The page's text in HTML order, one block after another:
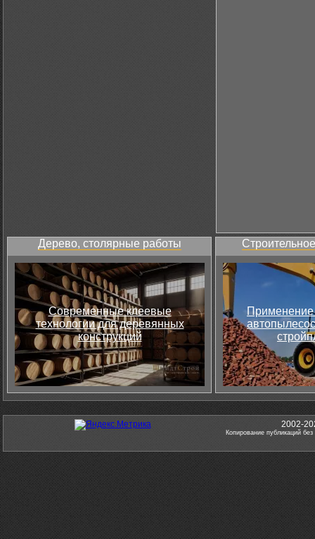
Дерево, столярные работы
Современные клеевые
технологии для деревянных
конструкций
Применение
2002-
Копирование публикаций